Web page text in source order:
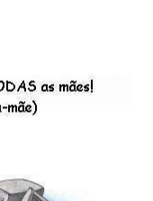
boicotando o
8 e a sua
out ros. Gostaria
2013 possamos
eli z 2013 a todos!!!